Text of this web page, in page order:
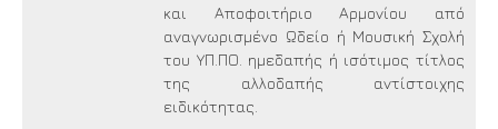
και Αποφοιτήριο Αρμονίου από
αναγνωρισμένο Ωδείο ή Μουσική Σχολή
του ΥΠ.ΠΟ. ημεδαπής ή ισότιμος τίτλος
της αλλοδαπής αντίστοιχης
ειδικότητας.